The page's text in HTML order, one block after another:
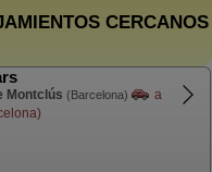
CERCANOS
Montclús (Barcelona)
a